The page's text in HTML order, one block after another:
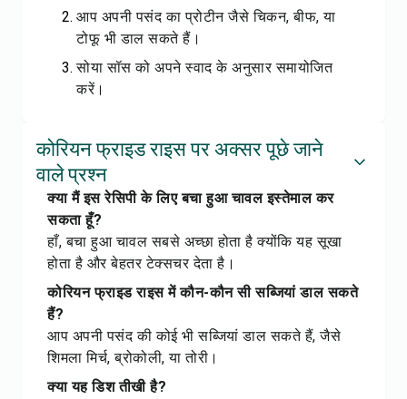
आप अपनी पसंद का प्रोटीन जैसे चिकन, बीफ, या
टोफू भी डाल सकते हैं।
सोया सॉस को अपने स्वाद के अनुसार समायोजित
करें।
कोरियन फ्राइड राइस पर अक्सर पूछे जाने
वाले प्रश्न
क्या मैं इस रेसिपी के लिए बचा हुआ चावल इस्तेमाल कर
सकता हूँ?
हाँ, बचा हुआ चावल सबसे अच्छा होता है क्योंकि यह सूखा
होता है और बेहतर टेक्सचर देता है।
कोरियन फ्राइड राइस में कौन-कौन सी सब्जियां डाल सकते
हैं?
आप अपनी पसंद की कोई भी सब्जियां डाल सकते हैं, जैसे
शिमला मिर्च, ब्रोकोली, या तोरी।
क्या यह डिश तीखी है?